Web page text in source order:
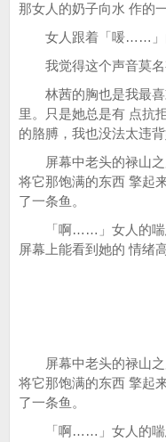
那女人的奶子向水 作的
女人跟着「喛……」的
我觉得这个声音莫名
林茜的胸也是我最喜
里。只是她总是有 点抗
的胳膊，我也没法太违背
屏幕中老头的禄山之
将它那饱满的东西 擎起
了一条鱼。
「啊……」女人的喘息
屏幕上能看到她的 情绪
【待
＊＊＊
第95章
屏幕中老头的禄山之
将它那饱满的东西 擎起
了一条鱼。
「啊……」女人的喘息